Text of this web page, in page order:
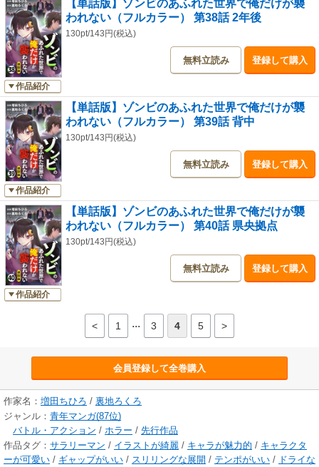
作品紹介
【単話版】ゾンビのあふれた世界で俺だけが襲
われない（フルカラー） 第38話 2年後
130pt/143円(税込)
無料立読み 登録して購入
作品紹介
【単話版】ゾンビのあふれた世界で俺だけが襲
われない（フルカラー） 第39話 背中
130pt/143円(税込)
無料立読み 登録して購入
作品紹介
【単話版】ゾンビのあふれた世界で俺だけが襲
われない（フルカラー） 第40話 県央拠点
130pt/143円(税込)
無料立読み 登録して購入
< 1 ... 3 4 5 >
会員登録して全巻購入
作家名： 増田ちひろ / 裏地ろくろ
ジャンル： 青年マンガ(87位)
バトル・アクション / ホラー / 先行作品
作品タグ： サラリーマン / イラストが綺麗 / キャラが魅力的 / キャラクタ
ーが可愛い / ギャップがいい / スリリングな展開 / テンポがいい / ドライな